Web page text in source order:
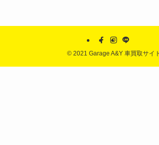
©2021 Garage A&Y 車買取サイト